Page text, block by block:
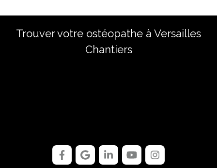
Trouver votre ostéopathe à Versailles
Chantiers